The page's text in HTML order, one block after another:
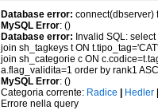
Database error: connect(dbserver)
MySQL Error: ()
Database error: Invalid SQL:
join sh_tagkeys t ON
join sh_categorie c ON
a.flag_validita=1 order by rank1
MySQL Error: ()
Categoria corrente: Radice Hedler
Errore nella query